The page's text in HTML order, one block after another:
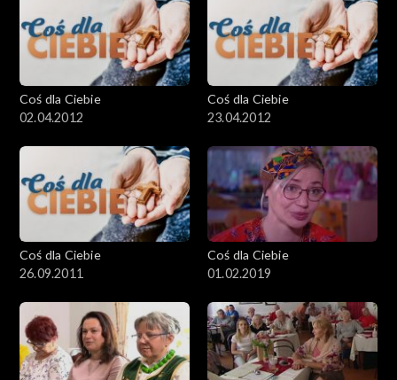
Coś dla Ciebie
02.04.2012
Coś dla Ciebie
23.04.2012
Coś dla Ciebie
26.09.2011
Coś dla Ciebie
01.02.2019